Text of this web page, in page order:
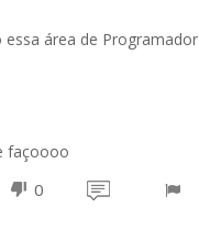
área de Programador
façoooo
0